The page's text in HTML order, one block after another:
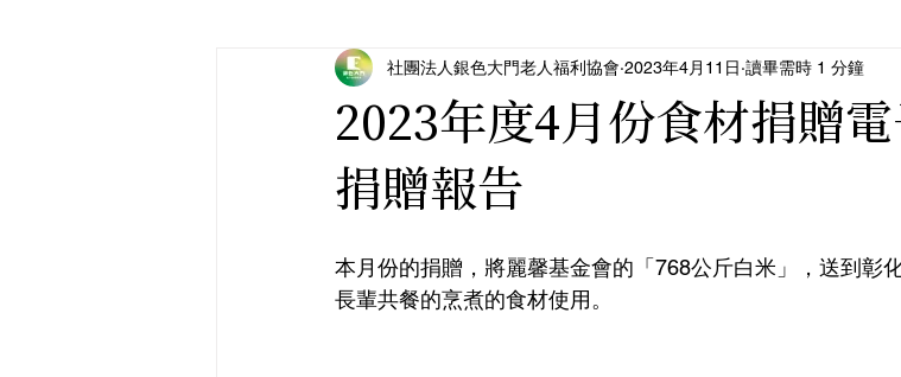
2023年度4月份食材捐贈
捐贈報告
社團法人銀色大門老人福利協會 2023年4月11日 讀畢需時 1 分鐘
本月份的捐贈，將麗馨基金會的「768公斤白米」，送到彰
長輩共餐的烹煮的食材使用。